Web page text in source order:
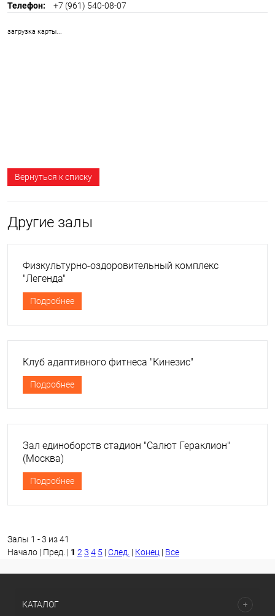
Телефон: +7 (961) 540-08-07
загрузка карты...
Вернуться к списку
Другие залы
Физкультурно-оздоровительный комплекс
"Легенда"
Подробнее
Клуб адаптивного фитнеса "Кинезис"
Подробнее
Зал единоборств стадион "Салют Гераклион"
(Москва)
Подробнее
Залы 1 - 3 из 41
Начало | Пред. | 1 2 3 4 5 | След. | Конец | Все
КАТАЛОГ